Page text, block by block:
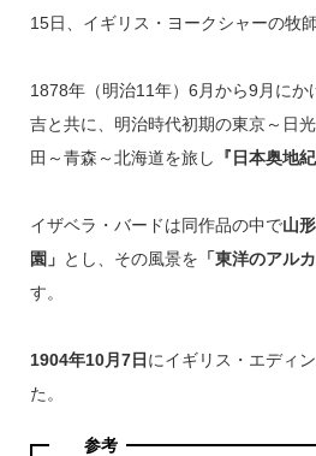
15日、イギリス・ヨークシャーの牧
1878年（明治11年）6月から9月にか
吉と共に、明治時代初期の東京～日
田～青森～北海道を旅し
『日本奥地紀
イザベラ・バードは同作品の中で山
園」 とし、その風景を 「東洋のアル
す。
1904年10月7日 にイギリス・エディ
た。
参考